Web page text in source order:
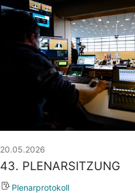
20.05.2026
43. PLENARSITZUNG
Plenarprotokoll